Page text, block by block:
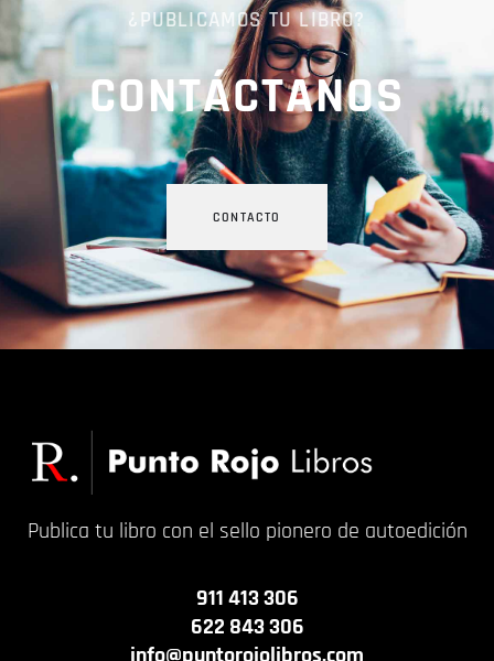
¿PUBLICAMOS TU LIBRO?
CONTÁCTANOS
CONTACTO
Publica tu libro con el sello pionero de autoedición
911 413 306
622 843 306